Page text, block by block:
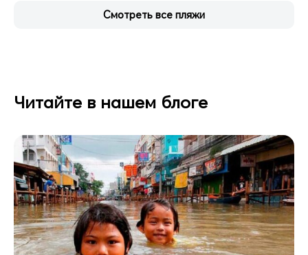
Смотреть все пляжи
Читайте в нашем блоге